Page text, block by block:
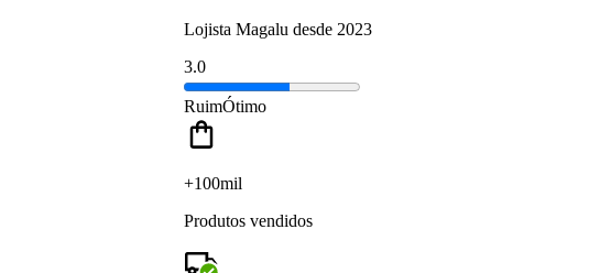
Lojista Magalu desde 2023
3.0
RuimÓtimo
+100mil
Produtos vendidos